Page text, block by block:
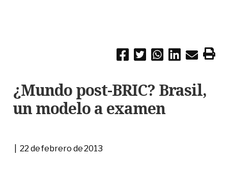
¿Mundo post-BRIC? Brasil,
un modelo a examen
| 22 de febrero de 2013